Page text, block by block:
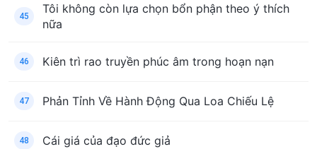
45
Tôi không còn lựa chọn bổn phận theo ý thích
nữa
46 Kiên trì rao truyền phúc âm trong hoạn nạn
47 Phản Tỉnh Về Hành Động Qua Loa Chiếu Lệ
48 Cái giá của đạo đức giả